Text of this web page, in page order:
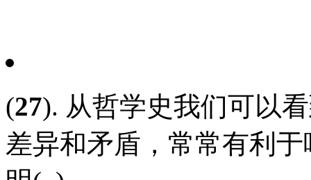
(27). 从哲学史我们可以
差异和矛盾，常常有利